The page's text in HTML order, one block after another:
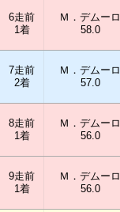
6走前
1着
Ｍ．デムーロ
58.0
7走前
2着
Ｍ．デムーロ
57.0
8走前
1着
Ｍ．デムーロ
56.0
9走前
1着
Ｍ．デムーロ
56.0